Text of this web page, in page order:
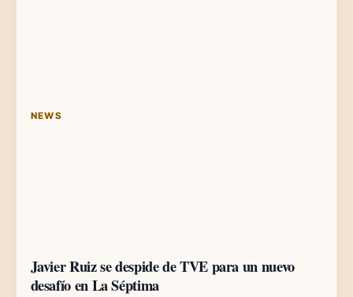
NEWS
Javier Ruiz se despide de TVE para un nuevo
desafío en La Séptima